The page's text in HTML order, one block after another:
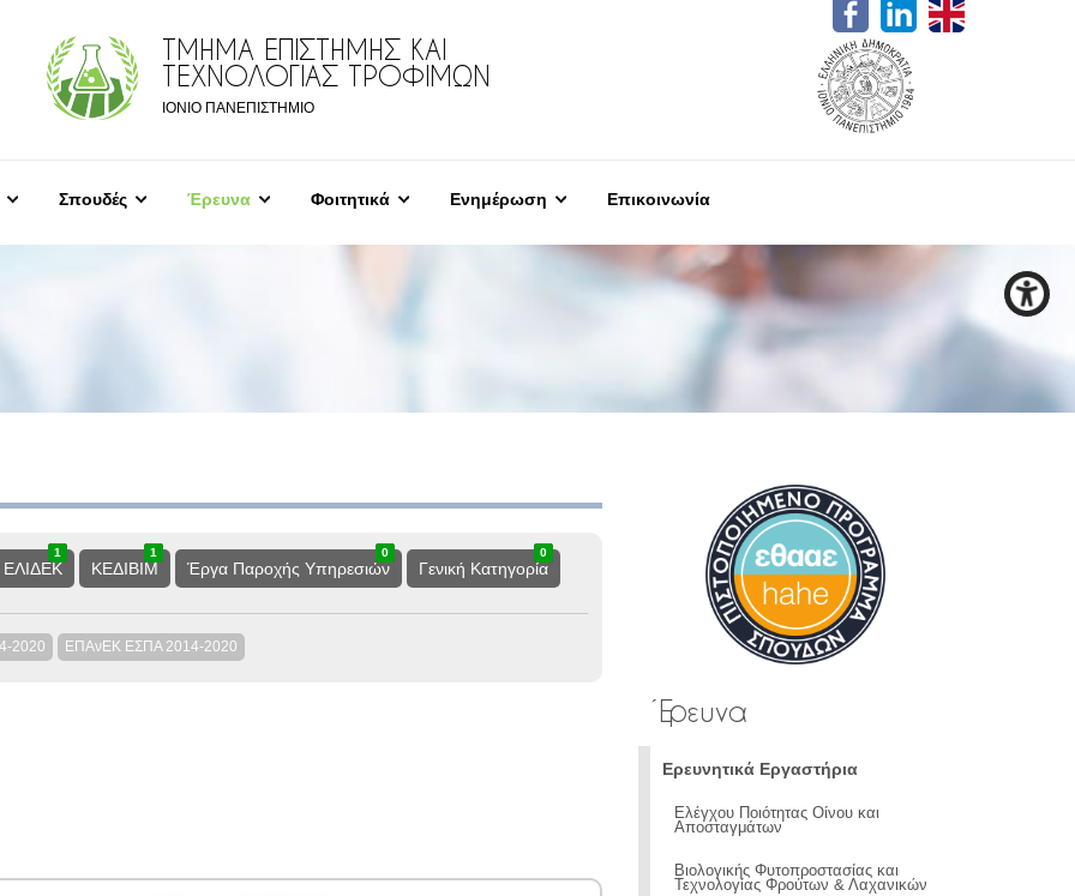
ΤΜΗΜΑ ΕΠΙΣΤΗΜΗΣ ΚΑΙ
ΤΕΧΝΟΛΟΓΙΑΣ ΤΡΟΦΙΜΩΝ
ΙΟΝΙΟ ΠΑΝΕΠΙΣΤΗΜΙΟ
Σπουδές Έρευνα Φοιτητικά Ενημέρωση Επικοινωνία
ΕΛΙΔΕΚ
101
ΚΕΔΙΒΙΜ
101
Έργα Παροχής Υπηρεσιών
0
2
2
Γενική Κατηγορία
0
4
4
2020 ΕΠΑνΕΚ ΕΣΠΑ 2014-2020
Έρευνα
Ερευνητικά Εργαστήρια
Ελέγχου Ποιότητας Οίνου και
Αποσταγμάτων
Βιολογικής Φυτοπροστασίας και
Τεχνολογίας Φρούτων & Λαχανικών